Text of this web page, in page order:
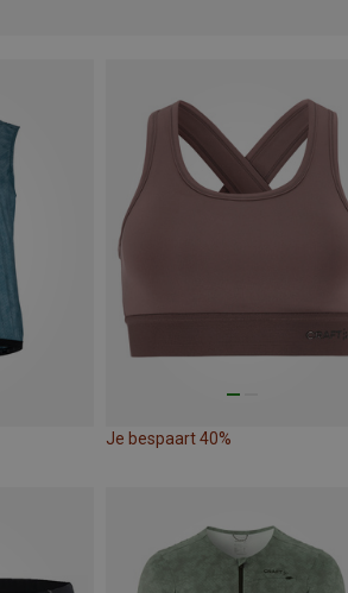
Je bespaart 40%